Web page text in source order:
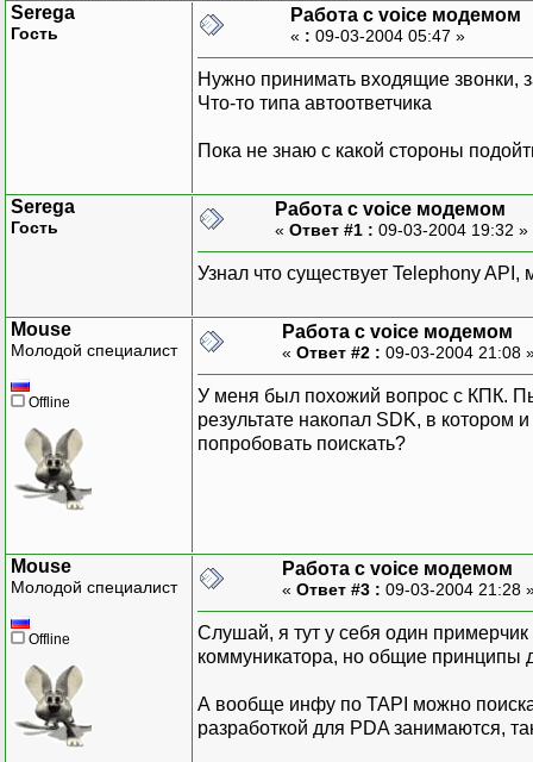
Serega
Гость
Работа с voice модемом
« : 09-03-2004 05:47 »
Нужно принимать входящие звонки,
Что-то типа автоответчика
Пока не знаю с какой стороны
Serega
Гость
Работа с voice модемом
« Ответ #1 : 09-03-2004 19:32 »
Узнал что существует Telephony API,
Mouse
Молодой специалист
Offline
Работа с voice модемом
« Ответ #2 : 09-03-2004 21:08
У меня был похожий вопрос с КПК.
результате накопал SDK, в
попробовать поискать?
Mouse
Молодой специалист
Offline
Работа с voice модемом
« Ответ #3 : 09-03-2004 21:28
Слушай, я тут у себя один
коммуникатора, но общие принципы
А вообще инфу по TAPI можно
разработкой для PDA занимаются,